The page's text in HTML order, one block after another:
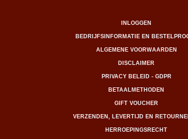
INLOGGEN
BEDRIJFSINFORMATIE EN
ALGEMENE VOORWAARDEN
DISCLAIMER
PRIVACY BELEID - GDPR
BETAALMETHODEN
GIFT VOUCHER
VERZENDEN, LEVERTIJD EN
HERROEPINGSRECHT